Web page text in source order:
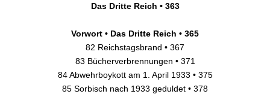
Das Dritte Reich • 363
Vorwort • Das Dritte Reich • 365
82 Reichstagsbrand • 367
83 Bücherverbrennungen • 371
84 Abwehrboykott am 1. April 1933 • 375
85 Sorbisch nach 1933 geduldet • 378